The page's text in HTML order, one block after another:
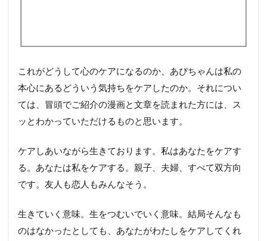
これがどうして心のケアになるのか、あぴちゃんは私の
本心にあるどういう気持ちをケアしたのか。それについ
ては、冒頭でご紹介の漫画と文章を読まれた方には、ス
ッとわかっていただけるものと思います。
ケアしあいながら生きております。私はあなたをケアす
る。あなたは私をケアする。親子、夫婦、すべて双方向
です。友人も恋人もみんなそう。
生きていく意味。生をつむいでいく意味。結局そんなも
のはなかったとしても、あなたがわたしをケアしてくれ